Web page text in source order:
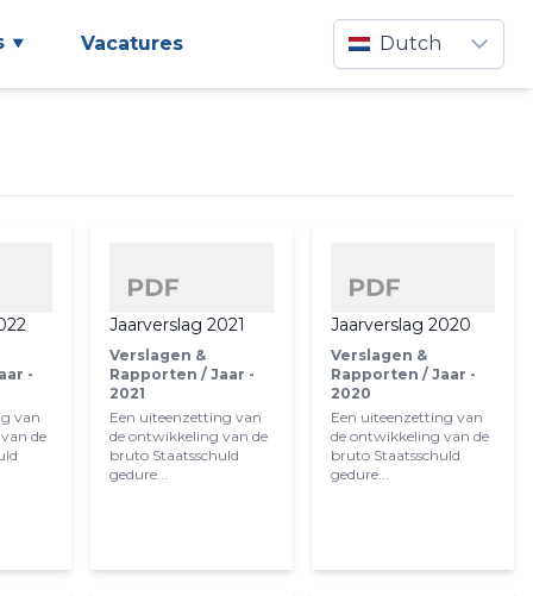
Vacatures Dutch
-
van
de
Jaarverslag 2021
Verslagen &
Rapporten / Jaar -
2021
Een uiteenzetting van
de ontwikkeling van de
bruto Staatsschuld
gedure...
Jaarverslag 2020
Verslagen &
Rapporten / Jaar -
2020
Een uiteenzetting van
de ontwikkeling van de
bruto Staatsschuld
gedure...